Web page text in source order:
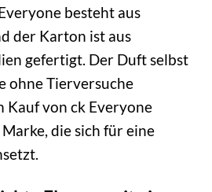
besteht aus
der Karton ist aus
gefertigt. Der Duft selbst
ohne Tierversuche
Kauf von ck Everyone
die sich für eine